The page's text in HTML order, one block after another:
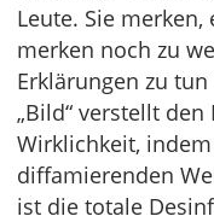
Leute. Sie
merken noch zu
Erklärungen zu
„Bild“ verstellt
Wirklichkeit,
diffamierenden
ist die totale